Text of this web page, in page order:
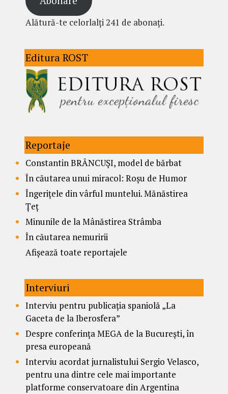
Alătură-te celorlalți 241 de abonați.
Editura ROST
Reportaje
Constantin BRÂNCUȘI, model de bărbat
În căutarea unui miracol: Roșu de Humor
Îngerițele din vârful muntelui. Mănăstirea
Țeț
Minunile de la Mânăstirea Strâmba
În căutarea nemuririi
Afișează toate reportajele
Interviuri
Interviu pentru publicația spaniolă „La
Gaceta de la Iberosfera”
Despre conferința MEGA de la București, în
presa europeană
Interviu acordat jurnalistului Sergio Velasco,
pentru una dintre cele mai importante
platforme conservatoare din Argentina